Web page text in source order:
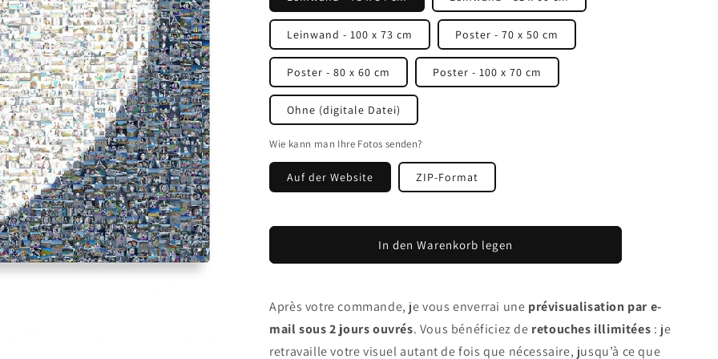
Leinwand - 100 x 73 cm Poster - 70 x 50 cm
Poster - 80 x 60 cm Poster - 100 x 70 cm
Ohne (digitale Datei)
Wie kann man Ihre Fotos senden?
Auf der Website ZIP-Format
In den Warenkorb legen
Après votre commande, je vous enverrai une prévisualisation par e-
mail sous 2 jours ouvrés. Vous bénéficiez de retouches illimitées : je
retravaille votre visuel autant de fois que nécessaire, jusqu’à ce que